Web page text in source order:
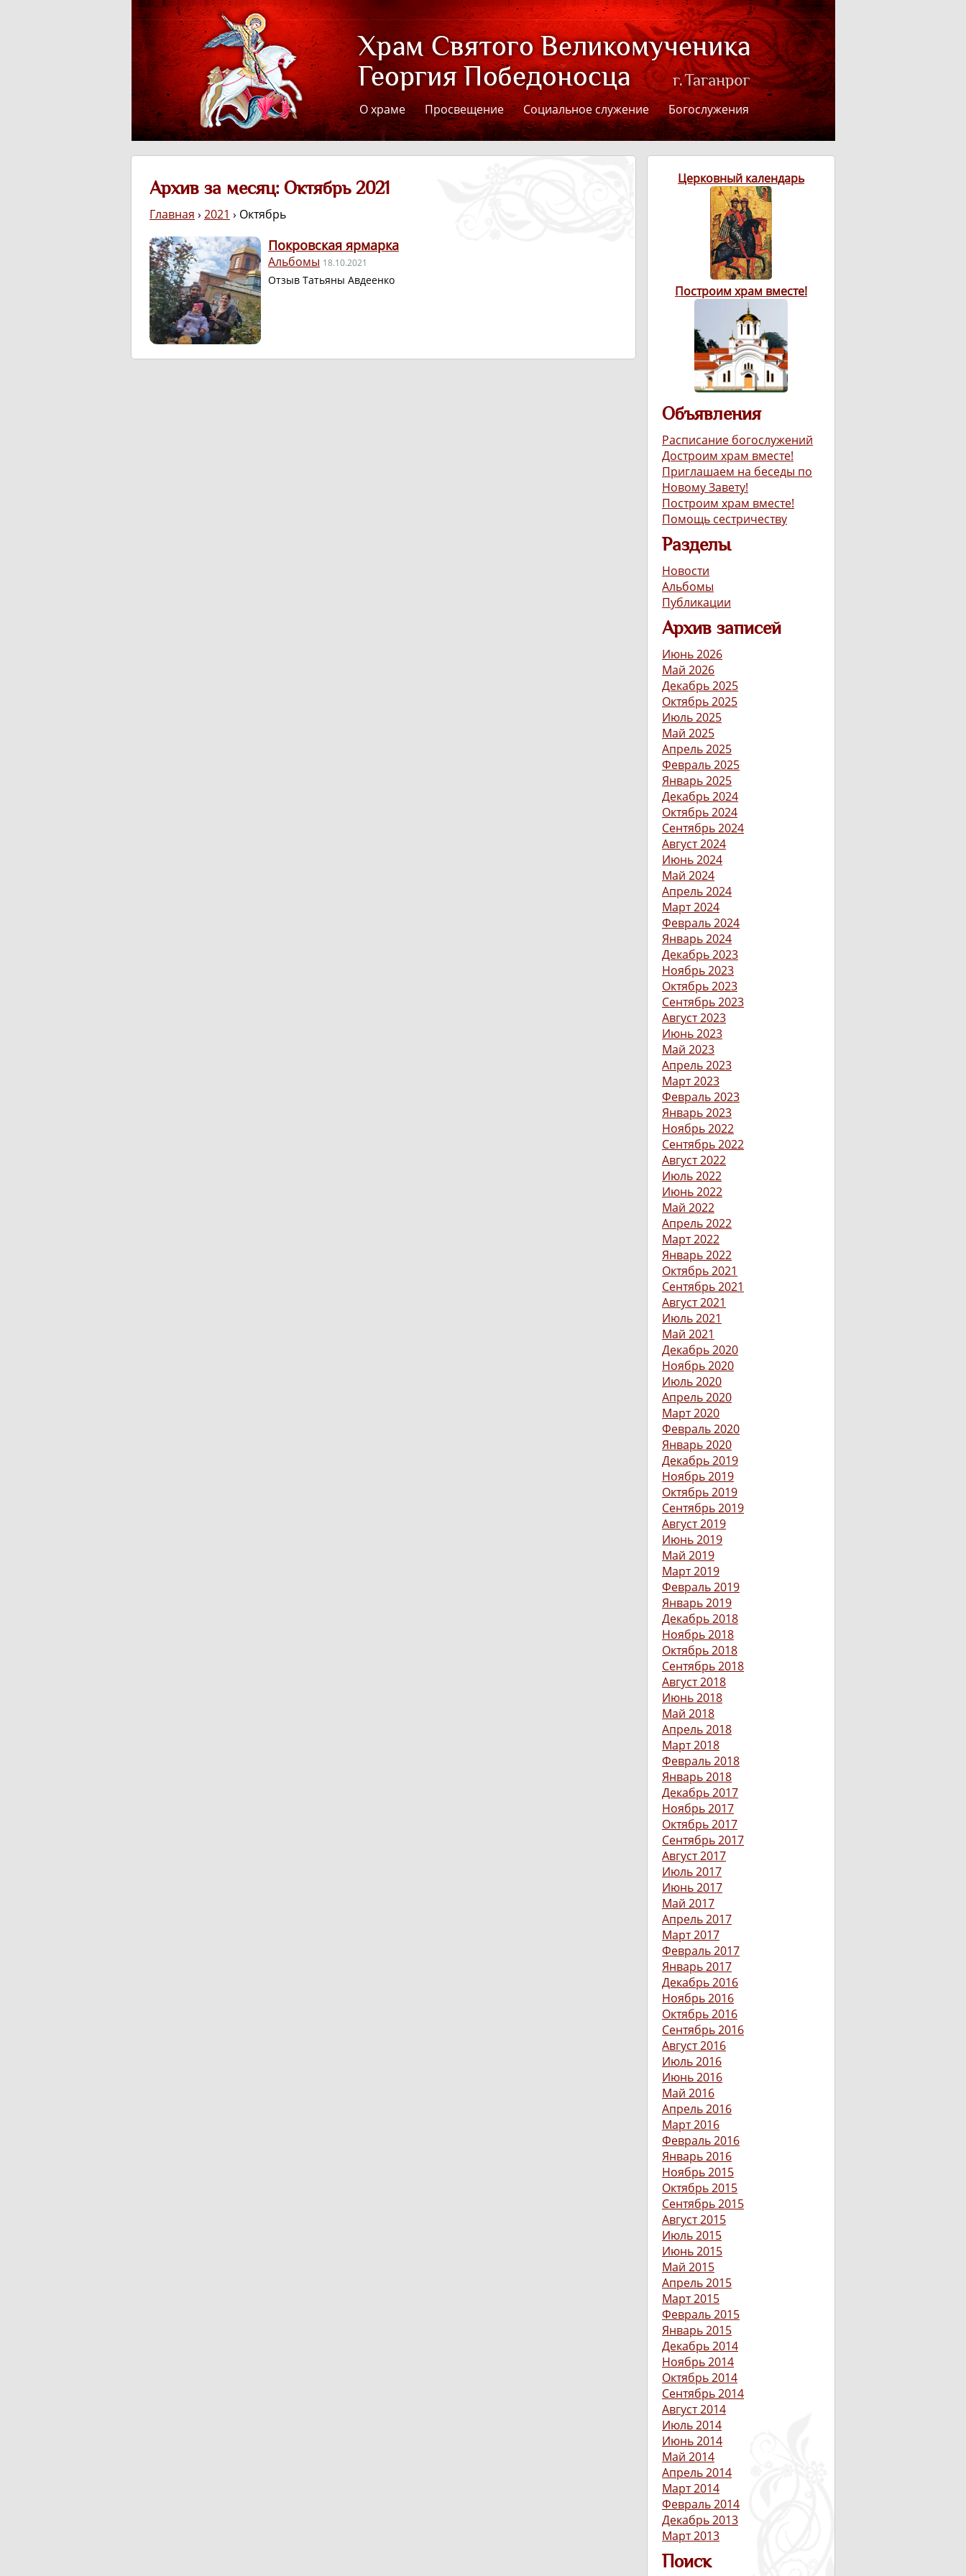
О храме Просвещение Социальное служение Богослужения
Церковный календарь
Построим храм вместе!
Объявления
Расписание богослужений
Достроим храм вместе!
Приглашаем на беседы по
Новому Завету!
Построим храм вместе!
Помощь сестричеству
Разделы
Новости
Альбомы
Публикации
Архив записей
Июнь 2026
Май 2026
Декабрь 2025
Октябрь 2025
Июль 2025
Май 2025
Апрель 2025
Февраль 2025
Январь 2025
Декабрь 2024
Октябрь 2024
Сентябрь 2024
Август 2024
Июнь 2024
Май 2024
Апрель 2024
Март 2024
Февраль 2024
Январь 2024
Декабрь 2023
Ноябрь 2023
Октябрь 2023
Сентябрь 2023
Август 2023
Июнь 2023
Май 2023
Апрель 2023
Март 2023
Февраль 2023
Январь 2023
Ноябрь 2022
Сентябрь 2022
Август 2022
Июль 2022
Июнь 2022
Май 2022
Апрель 2022
Март 2022
Январь 2022
Октябрь 2021
Сентябрь 2021
Август 2021
Июль 2021
Май 2021
Декабрь 2020
Ноябрь 2020
Июль 2020
Апрель 2020
Март 2020
Февраль 2020
Январь 2020
Декабрь 2019
Ноябрь 2019
Октябрь 2019
Сентябрь 2019
Август 2019
Июнь 2019
Май 2019
Март 2019
Февраль 2019
Январь 2019
Декабрь 2018
Ноябрь 2018
Октябрь 2018
Сентябрь 2018
Август 2018
Июнь 2018
Май 2018
Апрель 2018
Март 2018
Февраль 2018
Январь 2018
Декабрь 2017
Ноябрь 2017
Октябрь 2017
Сентябрь 2017
Август 2017
Июль 2017
Июнь 2017
Май 2017
Апрель 2017
Март 2017
Февраль 2017
Январь 2017
Декабрь 2016
Ноябрь 2016
Октябрь 2016
Сентябрь 2016
Август 2016
Июль 2016
Июнь 2016
Май 2016
Апрель 2016
Март 2016
Февраль 2016
Январь 2016
Ноябрь 2015
Октябрь 2015
Сентябрь 2015
Август 2015
Июль 2015
Июнь 2015
Май 2015
Апрель 2015
Март 2015
Февраль 2015
Январь 2015
Декабрь 2014
Ноябрь 2014
Октябрь 2014
Сентябрь 2014
Август 2014
Июль 2014
Июнь 2014
Май 2014
Апрель 2014
Март 2014
Февраль 2014
Декабрь 2013
Март 2013
Поиск
Архив за месяц: Октябрь 2021
Главная › 2021 › Октябрь
Покровская ярмарка
Альбомы 18.10.2021
Отзыв Татьяны Авдеенко